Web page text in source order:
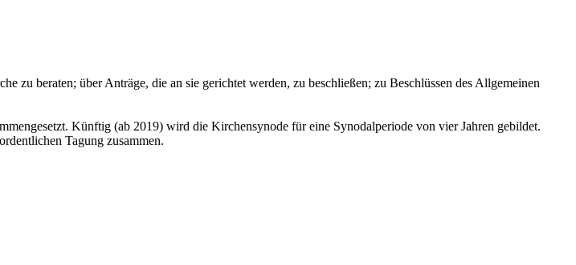
beraten; über Anträge, die an sie gerichtet werden, zu beschließen; zu Beschlüssen des Allgemeinen
Künftig (ab 2019) wird die Kirchensynode für eine Synodalperiode von vier Jahren gebildet.
Tagung zusammen.